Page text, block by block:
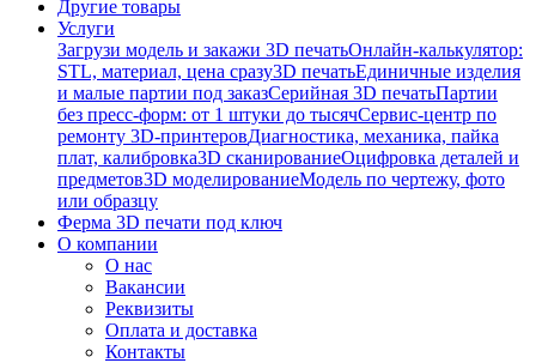
Другие товары
Услуги
Загрузи модель и закажи 3D печатьОнлайн-калькулятор:
STL, материал, цена сразу3D печатьЕдиничные изделия
и малые партии под заказСерийная 3D печатьПартии
без пресс-форм: от 1 штуки до тысячСервис-центр по
ремонту 3D-принтеровДиагностика, механика, пайка
плат, калибровка3D сканированиеОцифровка деталей и
предметов3D моделированиеМодель по чертежу, фото
или образцу
Ферма 3D печати под ключ
О компании
О нас
Вакансии
Реквизиты
Оплата и доставка
Контакты